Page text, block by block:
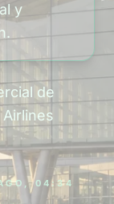
y
de
Airlines
04:34